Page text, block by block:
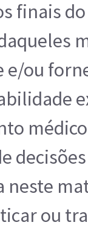
finais
e/ou
neste
ou